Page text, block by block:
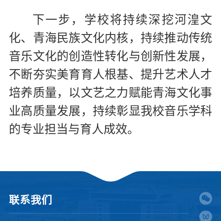
下一步，学校将持续深挖河湟文
化、青海民族文化内核，持续推动传统
音乐文化的创造性转化与创新性发展，
不断夯实美育育人根基、提升艺术人才
培养质量，以文艺之力赋能青海文化事
业高质量发展，持续彰显我校音乐学科
的专业担当与育人成效。
联系我们